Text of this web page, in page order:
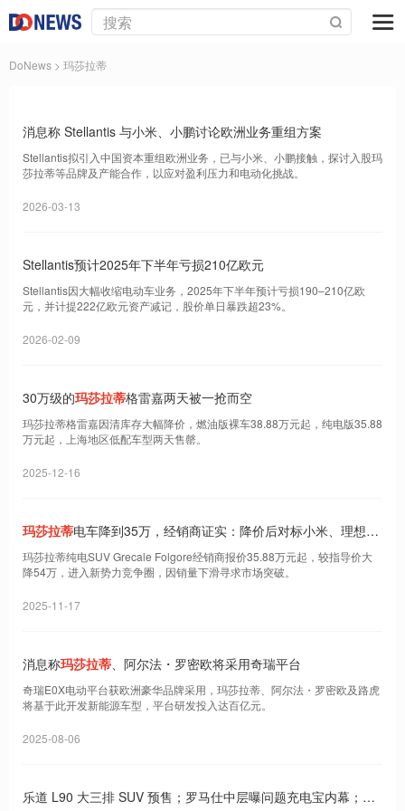
DoNews > 玛莎拉蒂
消息称 Stellantis 与小米、小鹏讨论欧洲业务重组方案
Stellantis拟引入中国资本重组欧洲业务，已与小米、小鹏接触，探讨入股玛
莎拉蒂等品牌及产能合作，以应对盈利压力和电动化挑战。
2026-03-13
Stellantis预计2025年下半年亏损210亿欧元
Stellantis因大幅收缩电动车业务，2025年下半年预计亏损190–210亿欧
元，并计提222亿欧元资产减记，股价单日暴跌超23%。
2026-02-09
30万级的玛莎拉蒂格雷嘉两天被一抢而空
玛莎拉蒂格雷嘉因清库存大幅降价，燃油版裸车38.88万元起，纯电版35.88
万元起，上海地区低配车型两天售罄。
2025-12-16
玛莎拉蒂电车降到35万，经销商证实：降价后对标小米、理想、
问界等
玛莎拉蒂纯电SUV Grecale Folgore经销商报价35.88万元起，较指导价大
降54万，进入新势力竞争圈，因销量下滑寻求市场突破。
2025-11-17
消息称玛莎拉蒂、阿尔法・罗密欧将采用奇瑞平台
奇瑞E0X电动平台获欧洲豪华品牌采用，玛莎拉蒂、阿尔法・罗密欧及路虎
将基于此开发新能源车型，平台研发投入达百亿元。
2025-08-06
乐道 L90 大三排 SUV 预售；罗马仕中层曝问题充电宝内幕；零